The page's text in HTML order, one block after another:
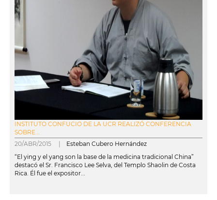
INSTITUTO CONFUCIO DE LA UCR REALIZÓ CONFERENCIA
SOBRE...
20/ABR/2015 | Esteban Cubero Hernández
“El ying y el yang son la base de la medicina tradicional China”
destacó el Sr. Francisco Lee Selva, del Templo Shaolin de Costa
Rica. Él fue el expositor...